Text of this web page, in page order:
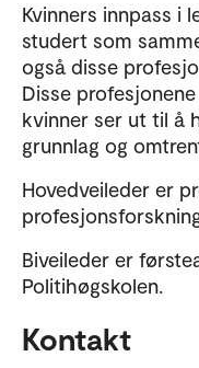
Kvinners innpass i
studert som
også disse
Disse
kvinner ser ut til å
grunnlag og
Hovedveileder er
Biveileder er
Politihøgskolen.
Kontakt